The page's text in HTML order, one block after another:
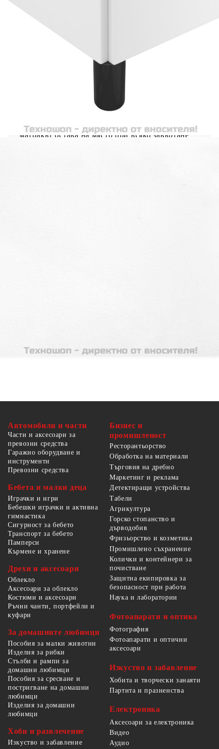
Осигурете си по-добър спокоен нощен сън с
тази рамка за легло! Тя представлява
приветливо допълнение към всяка спалня.
Издържлива изкуствена кожа: Първокласната
изкуствена кожа е изключително издръжлив
материал. Устойчива е на петна, което я прави
лесна за почистване с влажна кърпа. Гладката
повърхност също така придава луксозен вид и
красотата на истинската кожа.Поддържащи
крака: Леглото се поддържа от здрави крака,
които осигуряват неговата стабилност,
безопасност и твърдост.Ламели от шперплат:
разпределение на теглото, като гарантират, че
матракът остава на място при всяко завъртане
Автомобили и части
Части и аксесоари за
превозни средства
Гаражно оборудване и
инструменти
Превозни средства
Бебета и малки деца
Играчки и игри
Бебешки играчки и активна
гимнастика
Сигурност за бебето
Транспорт за бебето
Памперси
Кърмене и хранене
Дрехи и аксесоари
Облекло
Аксесоари за облекло
Костюми и аксесоари
Ръчни чанти, портфейли и
куфари
За домашните любимци
Пособия за малки животни
Изделия за рибки
Стълби и рампи за
домашни любимци
Пособия за сресване и
постригване на домашни
любимци
Изделия за домашни
любимци
Хоби и развлечение
Изкуство и забавление
Бизнес и
промишленост
Ресторантьорство
Обработка на материали
Търговия на дребно
Маркетинг и реклама
Детектиращи устройства
Табели
Агрикултура
Горско стопанство и
дърводобив
Фризьорство и козметика
Промишлено съхранение
Колички и контейнери за
почистване
Защитна екипировка за
безопасност при работа
Наука и лаборатории
Фотоапарати и оптика
Фотография
Фотоапарати и оптични
аксесоари
Изкуство и забавление
Хобита и творчески занаяти
Партита и празненства
Електроника
Аксесоари за електроника
Видео
Аудио